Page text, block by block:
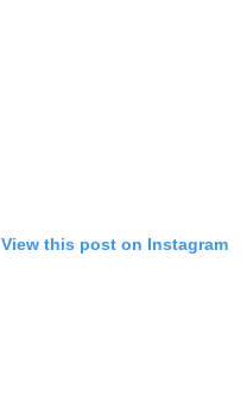
View this post on Instagram